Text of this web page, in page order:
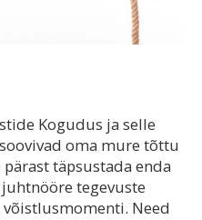
Kogudus ja selle
oma mure tõttu
täpsustada enda
tegevuste
Need